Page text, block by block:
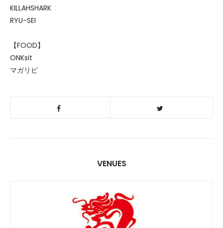
KILLAHSHARK
RYU-SEI
【FOOD】
ONKsit
マガリビ
VENUES